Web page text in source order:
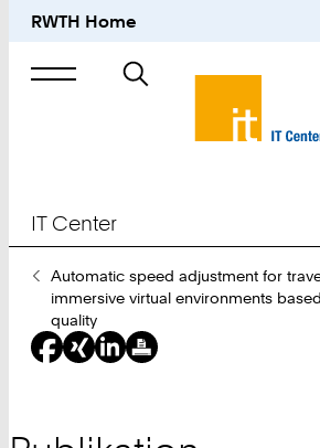
RWTH Home
Suche
nach
IT Center
Sie
sind
hier:
Automatic speed adjustment for
immersive virtual environments
quality